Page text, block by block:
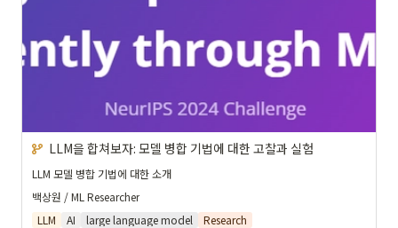
LLM을 합쳐보자: 모델 병합 기법에 대한 고찰과 실험
LLM 모델 병합 기법에 대한 소개
백상원 / ML Researcher
LLM
AI large language model Research